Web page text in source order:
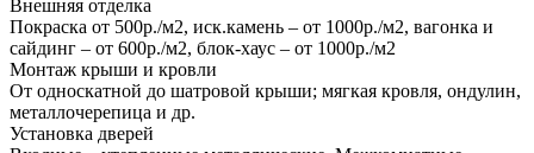
Внешняя отделка
Покраска от 500р./м2, иск.камень – от 1000р./м2, вагонка и
сайдинг – от 600р./м2, блок-хаус – от 1000р./м2
Монтаж крыши и кровли
От односкатной до шатровой крыши; мягкая кровля, ондулин,
металлочерепица и др.
Установка дверей